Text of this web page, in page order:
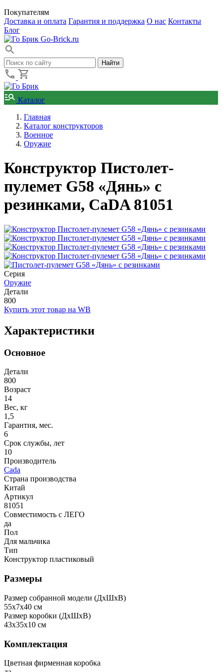
Покупателям
Доставка и оплата Гарантия и поддержка О нас Контакты
Блог
Go-Brick.ru
Каталог
Главная
Каталог конструкторов
Военное
Оружие
Конструктор Пистолет-
пулемет G58 «Дянь» с
резинками, CaDA 81051
Серия
Оружие
Детали
800
Купить этот товар на WB
Характеристики
Основное
Детали
800
Возраст
14
Вес, кг
1,5
Гарантия, мес.
6
Срок службы, лет
10
Производитель
Cada
Страна производства
Китай
Артикул
81051
Совместимость с ЛЕГО
да
Пол
Для мальчика
Тип
Конструктор пластиковый
Размеры
Размер собранной модели (ДxШxВ)
55x7x40 см
Размер коробки (ДxШxВ)
43x35x10 см
Комплектация
Цветная фирменная коробка